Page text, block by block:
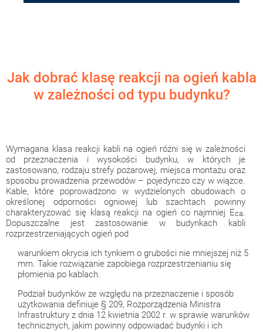
Jak dobrać klasę reakcji na ogień kabla
w zależności od typu budynku?
Wymagana klasa reakcji kabli na ogień różni się w zależności
od przeznaczenia i wysokości budynku, w których je
zastosowano, rodzaju strefy pożarowej, miejsca montażu oraz
sposobu prowadzenia przewodów – pojedynczo czy w wiązce.
Kable, które poprowadzono w wydzielonych obudowach o
określonej odporności ogniowej lub szachtach powinny
charakteryzować się klasą reakcji na ogień co najmniej Eca.
Dopuszczalne jest zastosowanie w budynkach kabli
rozprzestrzeniających ogień pod
warunkiem okrycia ich tynkiem o grubości nie mniejszej niż 5
mm. Takie rozwiązanie zapobiega rozprzestrzenianiu się
płomienia po kablach.
Podział budynków ze względu na przeznaczenie i sposób
użytkowania definiuje § 209, Rozporządzenia Ministra
Infrastruktury z dnia 12 kwietnia 2002 r. w sprawie warunków
technicznych, jakim powinny odpowiadać budynki i ich